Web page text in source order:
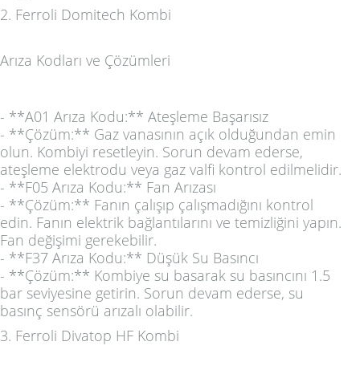
2. Ferroli Domitech Kombi
Arıza Kodları ve Çözümleri
- **A01 Arıza Kodu:** Ateşleme Başarısız
- **Çözüm:** Gaz vanasının açık olduğundan emin
olun. Kombiyi resetleyin. Sorun devam ederse,
ateşleme elektrodu veya gaz valfi kontrol edilmelidir.
- **F05 Arıza Kodu:** Fan Arızası
- **Çözüm:** Fanın çalışıp çalışmadığını kontrol
edin. Fanın elektrik bağlantılarını ve temizliğini yapın.
Fan değişimi gerekebilir.
- **F37 Arıza Kodu:** Düşük Su Basıncı
- **Çözüm:** Kombiye su basarak su basıncını 1.5
bar seviyesine getirin. Sorun devam ederse, su
basınç sensörü arızalı olabilir.
3. Ferroli Divatop HF Kombi